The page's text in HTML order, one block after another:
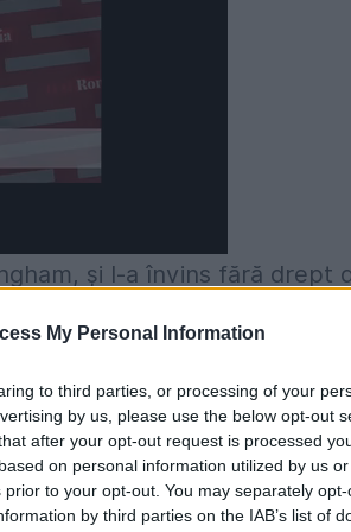
My Personal Information
to third parties, or processing of your
by us, please use the below opt-out
after your opt-out request is processed
on personal information utilized by us
to your opt-out. You may separately
by third parties on the IAB’s list of
și l-a învins fără drept
supermijlocie. După 13 ani
din cauza problemelor
de la sine. Sunt
este momentul să pun